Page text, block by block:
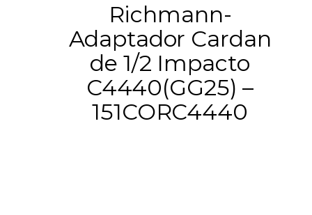
Richmann-
Adaptador Cardan
de 1/2 Impacto
C4440(GG25) –
151CORC4440